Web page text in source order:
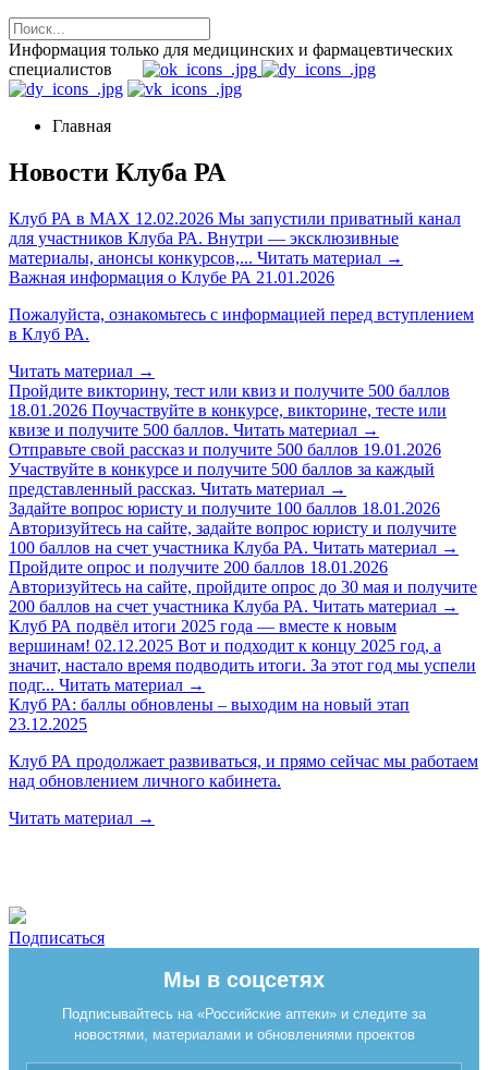
Информация только для медицинских и фармацевтических
специалистов
Главная
Новости Клуба РА
Клуб РА в MAX 12.02.2026 Мы запустили приватный канал
для участников Клуба РА. Внутри — эксклюзивные
материалы, анонсы конкурсов,... Читать материал →
Важная информация о Клубе РА 21.01.2026
Пожалуйста, ознакомьтесь с информацией перед вступлением
в Клуб РА.
Читать материал →
Пройдите викторину, тест или квиз и получите 500 баллов
18.01.2026 Поучаствуйте в конкурсе, викторине, тесте или
квизе и получите 500 баллов. Читать материал →
Отправьте свой рассказ и получите 500 баллов 19.01.2026
Участвуйте в конкурсе и получите 500 баллов за каждый
представленный рассказ. Читать материал →
Задайте вопрос юристу и получите 100 баллов 18.01.2026
Авторизуйтесь на сайте, задайте вопрос юристу и получите
100 баллов на счет участника Клуба РА. Читать материал →
Пройдите опрос и получите 200 баллов 18.01.2026
Авторизуйтесь на сайте, пройдите опрос до 30 мая и получите
200 баллов на счет участника Клуба РА. Читать материал →
Клуб РА подвёл итоги 2025 года — вместе к новым
вершинам! 02.12.2025 Вот и подходит к концу 2025 год, а
значит, настало время подводить итоги. За этот год мы успели
подг... Читать материал →
Клуб РА: баллы обновлены – выходим на новый этап
23.12.2025
Клуб РА продолжает развиваться, и прямо сейчас мы работаем
над обновлением личного кабинета.
Читать материал →
Подписаться
Мы в соцсетях
Подписывайтесь на «Российские аптеки» и следите за
новостями, материалами и обновлениями проектов